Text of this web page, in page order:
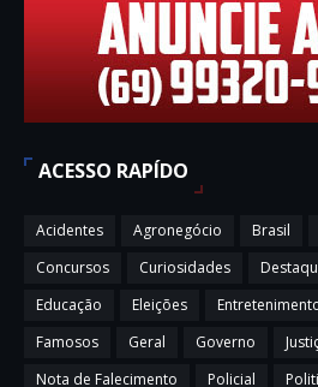
ACESSO RAPÍDO
Acidentes Agronegócio Brasil
Concursos
Curiosidades
Educação
Eleições
Famosos
Geral Governo
Nota de Falecimento
Policial